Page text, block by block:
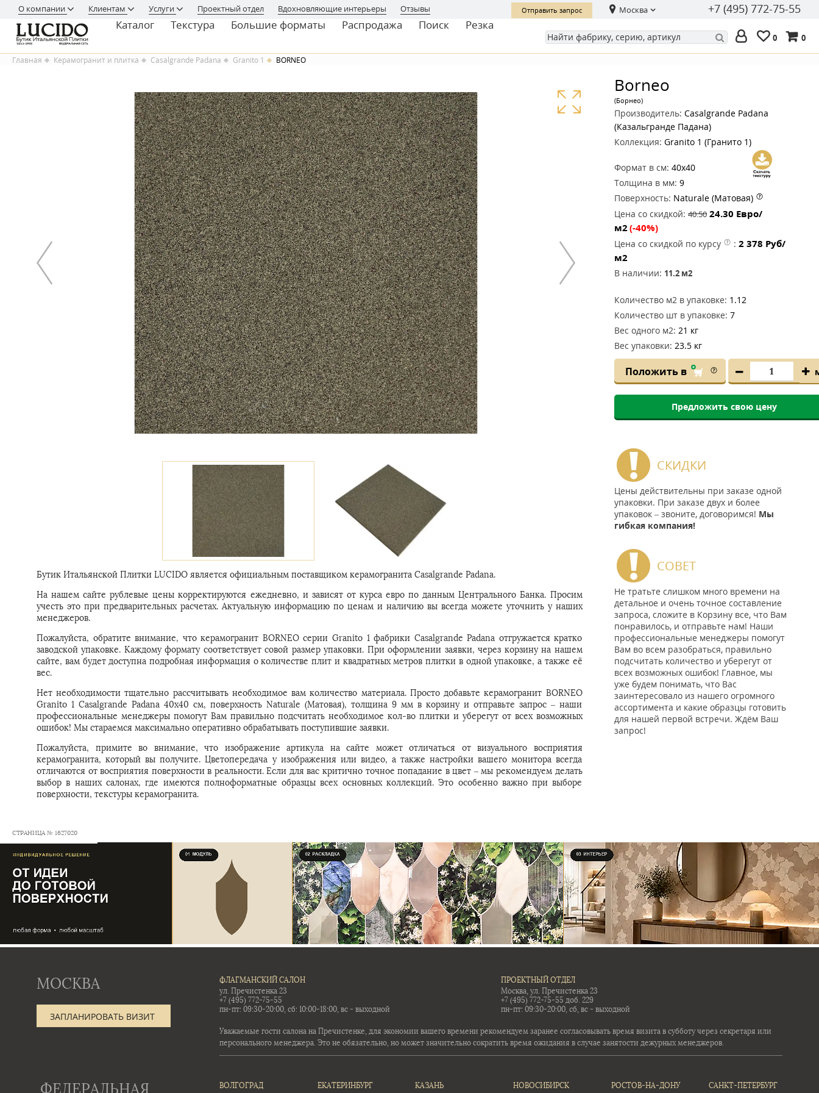
О компании Клиентам Услуги Проектный отдел Вдохновляющие интерьеры Отзывы Отправить запрос Москва +7 (495) 772-75-55
Каталог Текстура Большие форматы Распродажа Поиск Резка
0 0
Главная Керамогранит и плитка Casalgrande Padana Granito 1 BORNEO
Бутик Итальянской Плитки LUCIDO является официальным поставщиком керамогранита Casalgrande Padana.
На нашем сайте рублевые цены корректируются ежедневно, и зависят от курса евро по данным Центрального Банка. Просим
учесть это при предварительных расчетах. Актуальную информацию по ценам и наличию вы всегда можете уточнить у наших
менеджеров.
Пожалуйста, обратите внимание, что керамогранит BORNEO серии Granito 1 фабрики Casalgrande Padana отгружается кратко
заводской упаковке. Каждому формату соответствует совой размер упаковки. При оформлении заявки, через корзину на нашем
сайте, вам будет доступна подробная информация о количестве плит и квадратных метров плитки в одной упаковке, а также её
вес.
Нет необходимости тщательно рассчитывать необходимое вам количество материала. Просто добавьте керамогранит BORNEO
Granito 1 Casalgrande Padana 40x40 см, поверхность Naturale (Матовая), толщина 9 мм в корзину и отправьте запрос – наши
профессиональные менеджеры помогут Вам правильно подсчитать необходимое кол-во плитки и уберегут от всех возможных
ошибок! Мы стараемся максимально оперативно обрабатывать поступившие заявки.
Пожалуйста, примите во внимание, что изображение артикула на сайте может отличаться от визуального восприятия
керамогранита, который вы получите. Цветопередача у изображения или видео, а также настройки вашего монитора всегда
отличаются от восприятия поверхности в реальности. Если для вас критично точное попадание в цвет – мы рекомендуем делать
выбор в наших салонах, где имеются полноформатные образцы всех основных коллекций. Это особенно важно при выборе
поверхности, текстуры керамогранита.
Borneo
(Борнео)
Производитель: Casalgrande Padana
(Казальгранде Падана)
Коллекция: Granito 1 (Гранито 1)
Формат в см: 40x40
Толщина в мм: 9
Поверхность: Naturale (Матовая)
Цена со скидкой: 40.50 24.30 Евро/
м2(-40%)
Цена со скидкой по курсу : 2 378 Руб/
м2
В наличии: 11.2 м2
Количество м2 в упаковке: 1.12
Количество шт в упаковке: 7
Вес одного м2: 21 кг
Вес упаковки: 23.5 кг
Положить в
Предложить свою цену
СКИДКИ
Цены действительны при заказе одной
упаковки. При заказе двух и более
упаковок – звоните, договоримся! Мы
гибкая компания!
СОВЕТ
Не тратьте слишком много времени на
детальное и очень точное составление
запроса, сложите в Корзину все, что Вам
понравилось, и отправьте нам! Наши
профессиональные менеджеры помогут
Вам во всем разобраться, правильно
подсчитать количество и уберегут от
всех возможных ошибок! Главное, мы
уже будем понимать, что Вас
заинтересовало из нашего огромного
ассортимента и какие образцы готовить
для нашей первой встречи. Ждём Ваш
запрос!
СТРАНИЦА № 1627020
МОСКВА
ЗАПЛАНИРОВАТЬ ВИЗИТ
ФЛАГМАНСКИЙ САЛОН
ул. Пречистенка 23
+7 (495) 772-75-55
пн-пт: 09:30-20:00, сб: 10:00-18:00, вс - выходной
ПРОЕКТНЫЙ ОТДЕЛ
Москва, ул. Пречистенка 23
+7 (495) 772-75-55 доб. 229
пн-пт: 09:30-20:00, сб, вс - выходной
Уважаемые гости салона на Пречистенке, для экономии вашего времени рекомендуем заранее согласовывать время визита в субботу через секретаря или
персонального менеджера. Это не обязательно, но может значительно сократить время ожидания в случае занятости дежурных менеджеров.
ФЕДЕРАЛЬНАЯ ВОЛГОГРАД ЕКАТЕРИНБУРГ КАЗАНЬ НОВОСИБИРСК РОСТОВ-НА-ДОНУ САНКТ-ПЕТЕРБУРГ